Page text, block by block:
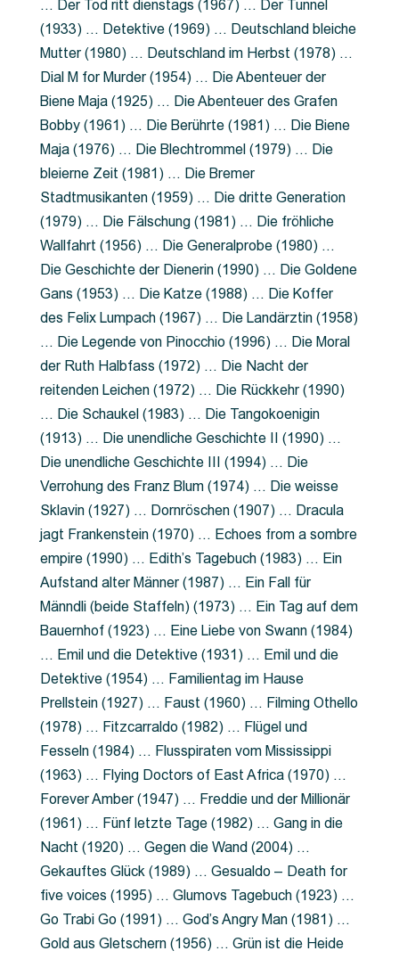
… Der Tod ritt dienstags (1967) … Der Tunnel
(1933) … Detektive (1969) … Deutschland bleiche
Mutter (1980) … Deutschland im Herbst (1978) …
Dial M for Murder (1954) … Die Abenteuer der
Biene Maja (1925) … Die Abenteuer des Grafen
Bobby (1961) … Die Berührte (1981) … Die Biene
Maja (1976) … Die Blechtrommel (1979) … Die
bleierne Zeit (1981) … Die Bremer
Stadtmusikanten (1959) … Die dritte Generation
(1979) … Die Fälschung (1981) … Die fröhliche
Wallfahrt (1956) … Die Generalprobe (1980) …
Die Geschichte der Dienerin (1990) … Die Goldene
Gans (1953) … Die Katze (1988) … Die Koffer
des Felix Lumpach (1967) … Die Landärztin (1958)
… Die Legende von Pinocchio (1996) … Die Moral
der Ruth Halbfass (1972) … Die Nacht der
reitenden Leichen (1972) … Die Rückkehr (1990)
… Die Schaukel (1983) … Die Tangokoenigin
(1913) … Die unendliche Geschichte II (1990) …
Die unendliche Geschichte III (1994) … Die
Verrohung des Franz Blum (1974) … Die weisse
Sklavin (1927) … Dornröschen (1907) … Dracula
jagt Frankenstein (1970) … Echoes from a sombre
empire (1990) … Edith’s Tagebuch (1983) … Ein
Aufstand alter Männer (1987) … Ein Fall für
Männdli (beide Staffeln) (1973) … Ein Tag auf dem
Bauernhof (1923) … Eine Liebe von Swann (1984)
… Emil und die Detektive (1931) … Emil und die
Detektive (1954) … Familientag im Hause
Prellstein (1927) … Faust (1960) … Filming Othello
(1978) … Fitzcarraldo (1982) … Flügel und
Fesseln (1984) … Flusspiraten vom Mississippi
(1963) … Flying Doctors of East Africa (1970) …
Forever Amber (1947) … Freddie und der Millionär
(1961) … Fünf letzte Tage (1982) … Gang in die
Nacht (1920) … Gegen die Wand (2004) …
Gekauftes Glück (1989) … Gesualdo – Death for
five voices (1995) … Glumovs Tagebuch (1923) …
Go Trabi Go (1991) … God’s Angry Man (1981) …
Gold aus Gletschern (1956) … Grün ist die Heide